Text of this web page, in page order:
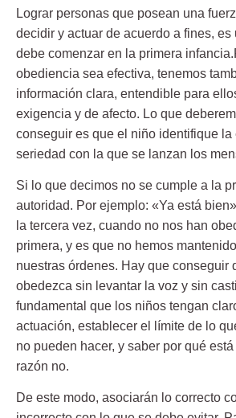
Lograr personas que posean una
decidir y actuar de acuerdo a fines, es
debe comenzar en la primera
obediencia sea efectiva, tenemos
información clara, entendible para
exigencia y de afecto. Lo que
conseguir es que el niño identifique la
seriedad con la que se lanzan los
Si lo que decimos no se cumple a la
autoridad. Por ejemplo: «Ya está
la tercera vez, cuando no nos han
primera, y es que no hemos
nuestras órdenes. Hay que conseguir
obedezca sin levantar la voz y sin
fundamental que los niños tengan
actuación, establecer el límite de lo
no pueden hacer, y saber por qué
razón no.
De este modo, asociarán lo correcto